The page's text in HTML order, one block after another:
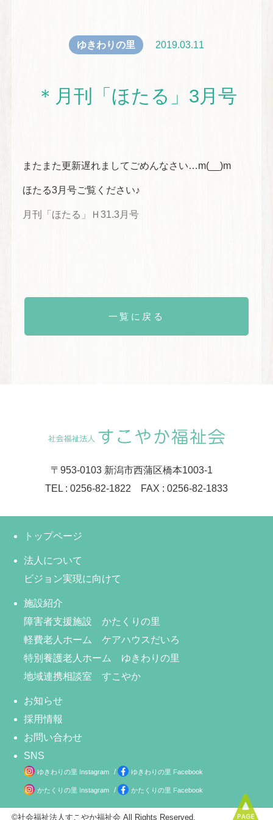
ゆきわりの里 2019.03.11
＊月刊「ほたる」3月号
またまた更新遅れましてごめんなさい…m(__)m
ほたる3月号ご覧ください♪
月刊「ほたる」Ｈ31.3月号
一覧に戻る
〒953-0103 新潟市西蒲区橋本1003-1
TEL : 0256-82-1822 FAX : 0256-82-1833
トップページ
法人について
ビジョン実現に向けて
施設紹介
障害者支援施設 かたくりの里
軽費老人ホーム ケアハウスだいろ
特別養護老人ホーム ゆきわりの里
地域連携相談室 すこやか
お知らせ
採用情報
お問い合わせ
SNS
ゆきわりの里 Instagram / ゆきわりの里 Facebook
かたくりの里 Instagram / かたくりの里 Facebook
©社会福祉法人すこやか福祉会 All Rights Reserved.